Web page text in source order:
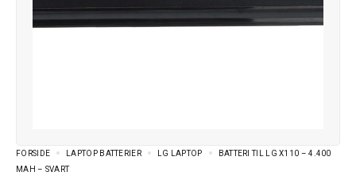
FORSIDE LAPTOP BATTERIER LG LAPTOP
BATTERI TIL LG X110 – 4.400
MAH – SVART